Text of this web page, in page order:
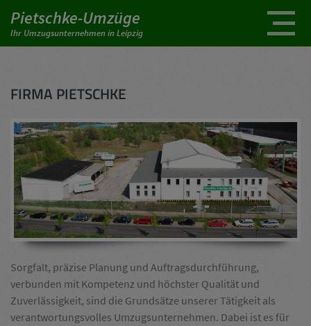
Pietschke-Umzüge
Ihr Umzugsunternehmen in Leipzig
FIRMA PIETSCHKE
Sorgfalt, präzise Planung und Auftragsdurchführung,
verbunden mit Kompetenz und höchster Qualität und
Zuverlässigkeit, sind die Grundsätze unserer Tätigkeit als
verantwortungsvolles Umzugsunternehmen. Dabei ist es für